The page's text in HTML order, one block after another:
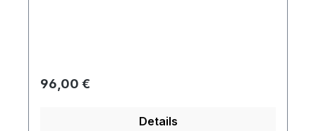
Regulärer Preis:
96,00 €
Details